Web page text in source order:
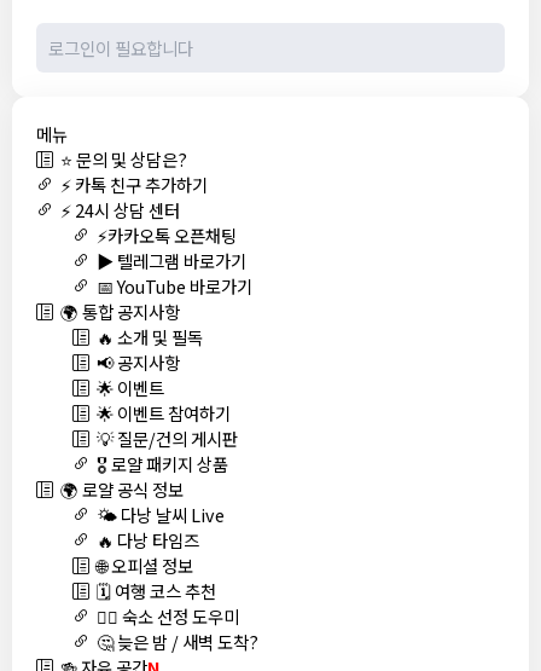
메뉴
⭐ 문의 및 상담은?
⚡ 카톡 친구 추가하기
⚡ 24시 상담 센터
⚡카카오톡 오픈채팅
▶️ 텔레그램 바로가기
📅 YouTube 바로가기
🌍 통합 공지사항
🔥 소개 및 필독
📢 공지사항
🌟 이벤트
🌟 이벤트 참여하기
💡 질문/건의 게시판
🎖️ 로얄 패키지 상품
🌍 로얄 공식 정보
🌤️ 다낭 날씨 Live
🔥 다낭 타임즈
🌐 오피셜 정보
🗓️ 여행 코스 추천
🏊‍♀️ 숙소 선정 도우미
🤔 늦은 밤 / 새벽 도착?